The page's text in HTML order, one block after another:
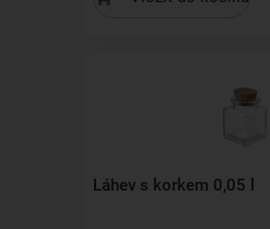
Láhev s korkem 0,05 l